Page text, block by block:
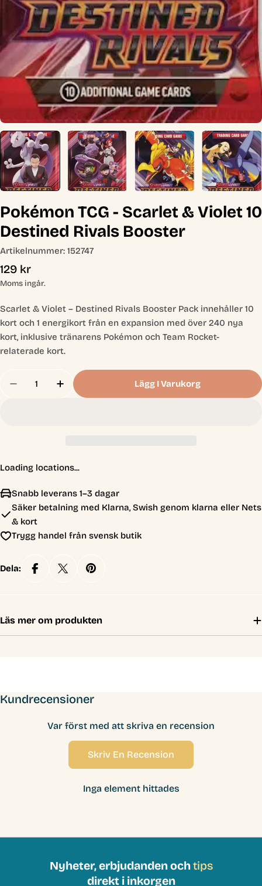
Pokémon TCG - Scarlet & Violet 10
Destined Rivals Booster
Artikelnummer: 152747
Ordinarie
pris
129 kr
Moms ingår.
Scarlet & Violet – Destined Rivals Booster Pack innehåller 10
kort och 1 energikort från en expansion med över 240 nya
kort, inklusive tränarens Pokémon och Team Rocket-
relaterade kort.
Minska Antal För Pokémon TCG - Scarlet
Öka Antal För Pokémon TCG - Scarlet
Lägg I Varukorg
Loading locations...
Snabb leverans 1–3 dagar
Säker betalning med Klarna, Swish genom klarna eller Nets
& kort
Trygg handel från svensk butik
Dela:
Läs mer om produkten
Kundrecensioner
Var först med att skriva en recension
Skriv En Recension
Inga element hittades
Nyheter, erbjudanden ochtips
direkt i inkorgen